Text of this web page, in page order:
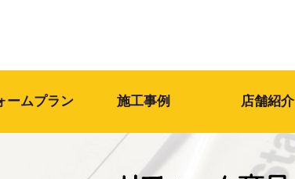
ームプラン 施工事例 店舗紹介